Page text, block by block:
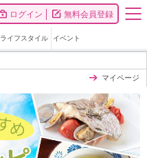
ログイン 無料会員登録
ライフスタイル イベント
マイページ